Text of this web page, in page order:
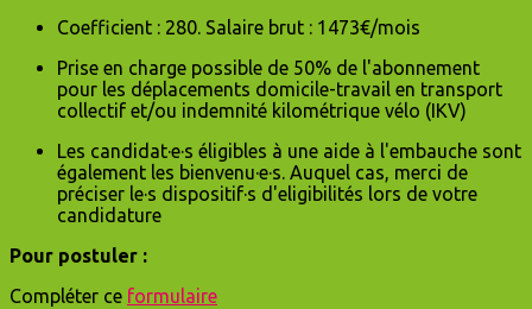
Coefficient : 280. Salaire brut : 1473€/mois
Prise en charge possible de 50% de l'abonnement
pour les déplacements domicile-travail en transport
collectif et/ou indemnité kilométrique vélo (IKV)
Les candidat·e·s éligibles à une aide à l'embauche sont
également les bienvenu·e·s. Auquel cas, merci de
préciser le·s dispositif·s d'eligibilités lors de votre
candidature
Pour postuler :
Compléter ce formulaire